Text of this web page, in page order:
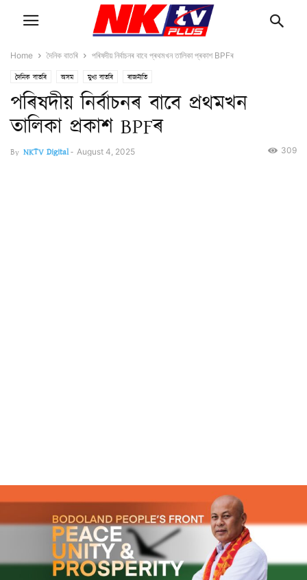
Home দৈনিক বাতৰি পৰিষদীয় নিৰ্বাচনৰ বাবে প্ৰথমখন তালিকা প্ৰকাশ BPFৰ
দৈনিক বাতৰি অসম মুখ্য বাতৰি ৰাজনীতি
পৰিষদীয় নিৰ্বাচনৰ বাবে প্ৰথমখন
তালিকা প্ৰকাশ BPFৰ
By NKTV Digital- August 4, 2025 309